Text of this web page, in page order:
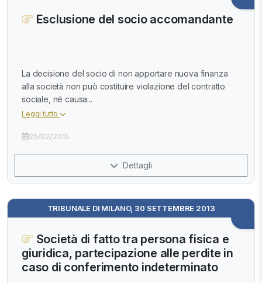
Esclusione del socio accomandante
La decisione del socio di non apportare nuova finanza
alla società non può costituire violazione del contratto
sociale, né causa...
Leggi tutto
25/02/2015
Dettagli
TRIBUNALE DI MILANO, 30 SETTEMBRE 2013
Società di fatto tra persona fisica e
giuridica, partecipazione alle perdite in
caso di conferimento indeterminato